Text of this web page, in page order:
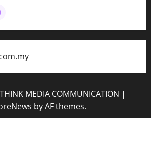
MEDIA COMMUNICATION |
by AF themes.